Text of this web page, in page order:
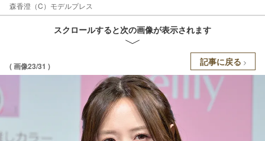
森香澄（C）モデルプレス
スクロールすると次の画像が表示されます
( 画像23/31 ) 記事に戻る